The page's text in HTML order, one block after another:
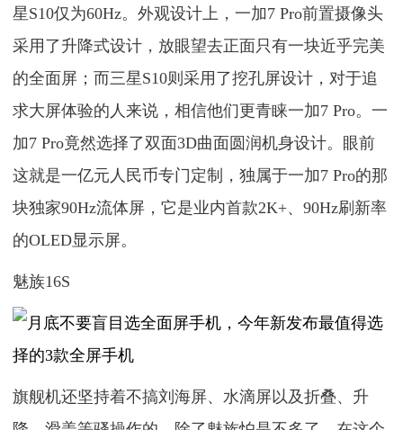
星S10仅为60Hz。外观设计上，一加7 Pro前置摄像头
采用了升降式设计，放眼望去正面只有一块近乎完美
的全面屏；而三星S10则采用了挖孔屏设计，对于追
求大屏体验的人来说，相信他们更青睐一加7 Pro。一
加7 Pro竟然选择了双面3D曲面圆润机身设计。眼前
这就是一亿元人民币专门定制，独属于一加7 Pro的那
块独家90Hz流体屏，它是业内首款2K+、90Hz刷新率
的OLED显示屏。
魅族16S
旗舰机还坚持着不搞刘海屏、水滴屏以及折叠、升